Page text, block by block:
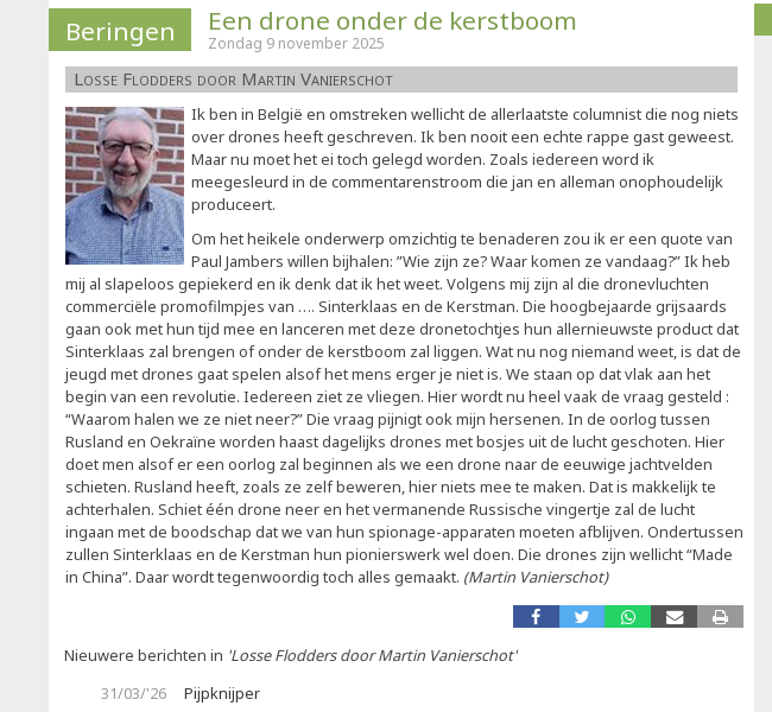
Beringen Een drone onder de kerstboom
Zondag 9 november 2025
Losse Flodders door Martin Vanierschot
Ik ben in België en omstreken wellicht de allerlaatste columnist die nog niets
over drones heeft geschreven. Ik ben nooit een echte rappe gast geweest.
Maar nu moet het ei toch gelegd worden. Zoals iedereen word ik
meegesleurd in de commentarenstroom die jan en alleman onophoudelijk
produceert.
Om het heikele onderwerp omzichtig te benaderen zou ik er een quote van
Paul Jambers willen bijhalen: ”Wie zijn ze? Waar komen ze vandaag?” Ik heb
mij al slapeloos gepiekerd en ik denk dat ik het weet. Volgens mij zijn al die dronevluchten
commerciële promofilmpjes van …. Sinterklaas en de Kerstman. Die hoogbejaarde grijsaards
gaan ook met hun tijd mee en lanceren met deze dronetochtjes hun allernieuwste product dat
Sinterklaas zal brengen of onder de kerstboom zal liggen. Wat nu nog niemand weet, is dat de
jeugd met drones gaat spelen alsof het mens erger je niet is. We staan op dat vlak aan het
begin van een revolutie. Iedereen ziet ze vliegen. Hier wordt nu heel vaak de vraag gesteld :
“Waarom halen we ze niet neer?” Die vraag pijnigt ook mijn hersenen. In de oorlog tussen
Rusland en Oekraïne worden haast dagelijks drones met bosjes uit de lucht geschoten. Hier
doet men alsof er een oorlog zal beginnen als we een drone naar de eeuwige jachtvelden
schieten. Rusland heeft, zoals ze zelf beweren, hier niets mee te maken. Dat is makkelijk te
achterhalen. Schiet één drone neer en het vermanende Russische vingertje zal de lucht
ingaan met de boodschap dat we van hun spionage-apparaten moeten afblijven. Ondertussen
zullen Sinterklaas en de Kerstman hun pionierswerk wel doen. Die drones zijn wellicht “Made
in China”. Daar wordt tegenwoordig toch alles gemaakt. (Martin Vanierschot)
Nieuwere berichten in 'Losse Flodders door Martin Vanierschot'
31/03/'26
Pijpknijper